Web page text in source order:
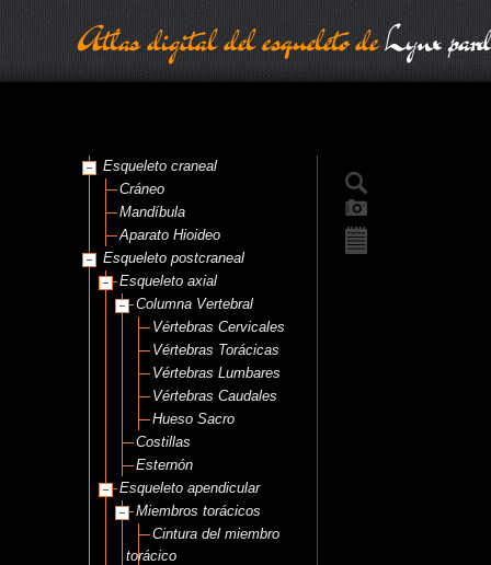
Atlas digital del esqueleto deLynx
Esqueleto craneal
Cráneo
Mandíbula
Aparato Hioideo
Esqueleto postcraneal
Esqueleto axial
Columna Vertebral
Vértebras Cervicales
Vértebras Torácicas
Vértebras Lumbares
Vértebras Caudales
Hueso Sacro
Costillas
Esternón
Esqueleto apendicular
Miembros torácicos
Cintura del miembro
torácico